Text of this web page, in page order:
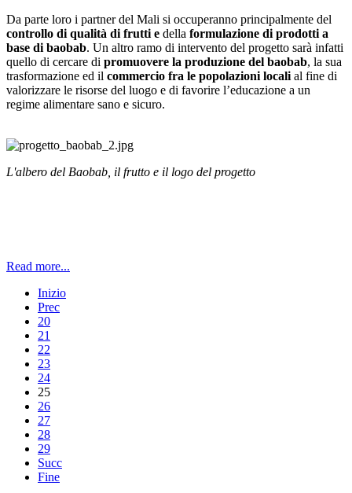
Da parte loro i partner del Mali si occuperanno principalmente del
controllo di qualità di frutti e della formulazione di prodotti a
base di baobab. Un altro ramo di intervento del progetto sarà infatti
quello di cercare di promuovere la produzione del baobab, la sua
trasformazione ed il commercio fra le popolazioni locali al fine di
valorizzare le risorse del luogo e di favorire l’educazione a un
regime alimentare sano e sicuro.
L'albero del Baobab, il frutto e il logo del progetto
Read more...
Inizio
Prec
20
21
22
23
24
25
26
27
28
29
Succ
Fine